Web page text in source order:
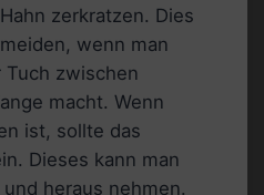
zerkratzen. Dies
wenn man
Tuch zwischen
macht. Wenn
ist, sollte das
Dieses kann man
heraus nehmen.